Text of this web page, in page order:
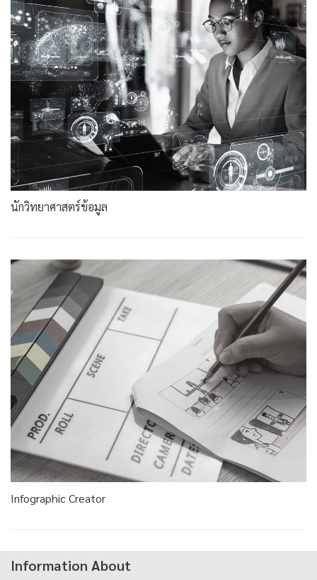
นักวิทยาศาสตร์ข้อมูล
Infographic Creator
Information About